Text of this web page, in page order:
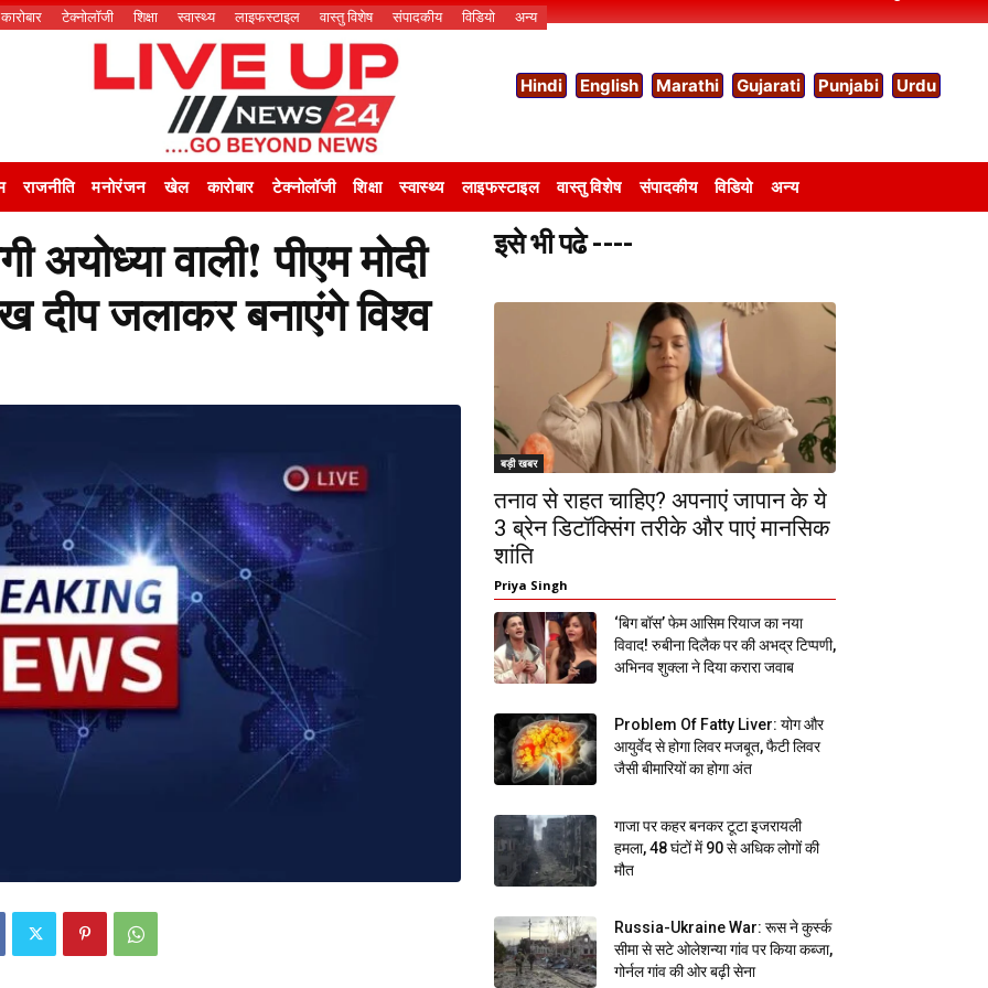
कारोबार टेक्नोलॉजी शिक्षा स्वास्थ्य लाइफस्टाइल वास्तु विशेष संपादकीय विडियो अन्य
Hindi English Marathi Gujarati Punjabi Urdu
राजनीति मनोरंजन खेल कारोबार टेक्नोलॉजी शिक्षा स्वास्थ्य लाइफस्टाइल वास्तु विशेष संपादकीय विडियो अन्य
अयोध्या वाली! पीएम मोदी
दीप जलाकर बनाएंगे विश्व
इसे भी पढे ----
बड़ी खबर
तनाव से राहत चाहिए? अपनाएं जापान के ये
3 ब्रेन डिटॉक्सिंग तरीके और पाएं मानसिक
शांति
Priya Singh
‘बिग बॉस’ फेम आसिम रियाज का नया
विवाद! रुबीना दिलैक पर की अभद्र टिप्पणी,
अभिनव शुक्ला ने दिया करारा जवाब
Problem Of Fatty Liver: योग और
आयुर्वेद से होगा लिवर मजबूत, फैटी लिवर
जैसी बीमारियों का होगा अंत
गाजा पर कहर बनकर टूटा इजरायली
हमला, 48 घंटों में 90 से अधिक लोगों की
मौत
Russia-Ukraine War: रूस ने कुर्स्क
सीमा से सटे ओलेशन्या गांव पर किया कब्जा,
गोर्नल गांव की ओर बढ़ी सेना